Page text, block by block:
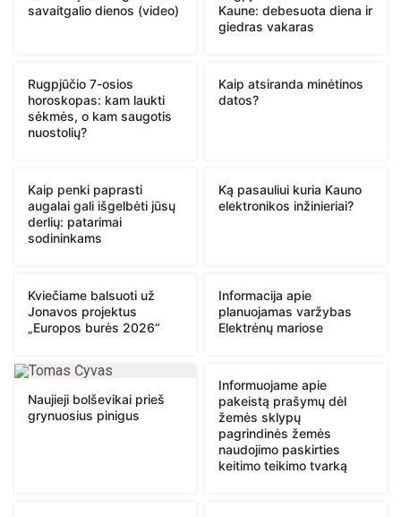
savaitgalio dienos (video)
Kaune: debesuota diena ir
giedras vakaras
Rugpjūčio 7-osios
horoskopas: kam laukti
sėkmės, o kam saugotis
nuostolių?
Kaip atsiranda minėtinos
datos?
Kaip penki paprasti
augalai gali išgelbėti jūsų
derlių: patarimai
sodininkams
Ką pasauliui kuria Kauno
elektronikos inžinieriai?
Kviečiame balsuoti už
Jonavos projektus
„Europos burės 2026“
Informacija apie
planuojamas varžybas
Elektrėnų mariose
Naujieji bolševikai prieš
grynuosius pinigus
Informuojame apie
pakeistą prašymų dėl
žemės sklypų
pagrindinės žemės
naudojimo paskirties
keitimo teikimo tvarką